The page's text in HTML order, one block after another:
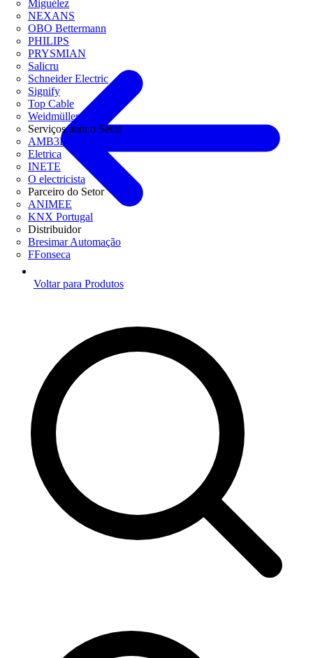
Miguélez
NEXANS
OBO Bettermann
PHILIPS
PRYSMIAN
Salicru
Schneider Electric
Signify
Top Cable
Weidmüller
Serviços para o Setor
AMB3E
Eletrica
INETE
O electricista
Parceiro do Setor
ANIMEE
KNX Portugal
Distribuidor
Bresimar Automação
FFonseca
Voltar para Produtos